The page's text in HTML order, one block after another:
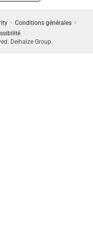
Conditions générales
Delhaize Group.